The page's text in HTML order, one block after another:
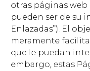
otras páginas web
pueden ser de su
Enlazadas”). El
meramente
que le puedan
embargo, estas